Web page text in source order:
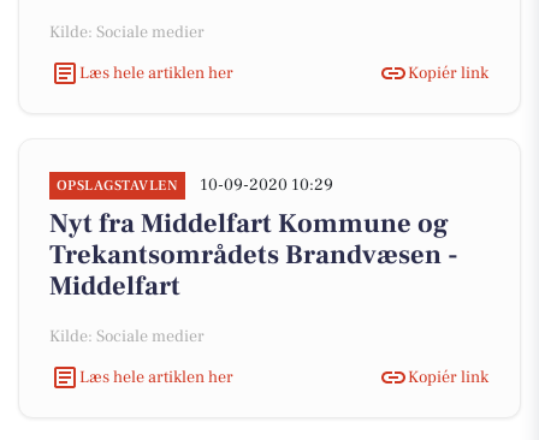
Kilde: Sociale medier
Læs hele artiklen her
Kopiér link
OPSLAGSTAVLEN 10-09-2020 10:29
Nyt fra Middelfart Kommune og
Trekantsområdets Brandvæsen -
Middelfart
Kilde: Sociale medier
Læs hele artiklen her
Kopiér link